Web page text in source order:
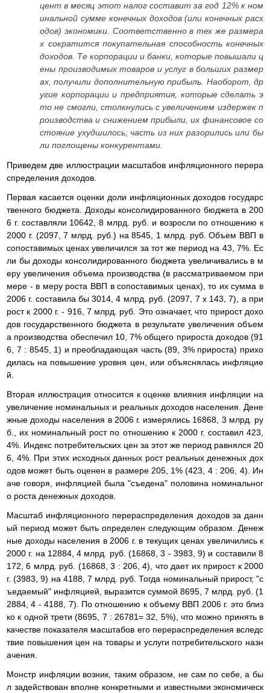
цент в месяц этот налог составит за год 12% к ном
инальной сумме конечных доходов (или конечных расх
одов) экономики. Соответственно в тех же размера
х сократится покупательная способность конечных
доходов. Те корпорации и банки, которые повышали ц
ены производимых товаров и услуг в больших размер
ах, получили дополнительную прибыль. Наоборот, др
угие корпорации и предприятия, которые сделать э
то не смогли, столкнулись с увеличением издержек п
роизводства и снижением прибыли, их финансовое со
стояние ухудшилось; часть из них разорились или бы
ли поглощены конкурентами.
Приведем две иллюстрации масштабов инфляционного перера
спределения доходов.
Первая касается оценки доли инфляционных доходов государс
твенного бюджета. Доходы консолидированного бюджета в 200
6 г. составляли 10642, 8 млрд. руб. и возросли по отношению к
2000 г. (2097, 7 млрд. руб.) на 8545, 1 млрд. руб. Объем ВВП в
сопоставимых ценах увеличился за тот же период на 43, 7%. Ес
ли бы доходы консолидированного бюджета увеличивались в м
еру увеличения объема производства (в рассматриваемом при
мере - в меру роста ВВП в сопоставимых ценах), то их сумма в
2006 г. составила бы 3014, 4 млрд. руб. (2097, 7 х 143, 7), а при
рост к 2000 г. - 916, 7 млрд. руб. Это означает, что прирост дохо
дов государственного бюджета в результате увеличения объем
а производства обеспечил 10, 7% общего прироста доходов (91
6, 7 : 8545, 1) и преобладающая часть (89, 3% прироста) прихо
дилась на повышение уровня цен, или объяснялась инфляцие
й.
Вторая иллюстрация относится к оценке влияния инфляции на
увеличение номинальных и реальных доходов населения. Дене
жные доходы населения в 2006 г. измерялись 16868, 3 млрд. ру
б., их номинальный рост по отношению к 2000 г. составил 423,
4%. Индекс потребительских цен за этот же период равнялся 20
6, 4%. При этих исходных данных рост реальных денежных дох
одов может быть оценен в размере 205, 1% (423, 4 : 206, 4). Ин
аче говоря, инфляцией была "съедена" половина номинальног
о роста денежных доходов.
Масштаб инфляционного перераспределения доходов за данн
ый период может быть определен следующим образом. Денеж
ные доходы населения в 2006 г. в текущих ценах увеличились к
2000 г. на 12884, 4 млрд. руб. (16868, 3 - 3983, 9) и составили 8
172, 6 млрд. руб. (16868, 3 : 206, 4), что дает их прирост к 2000
г. (3983, 9) на 4188, 7 млрд. руб. Тогда номинальный прирост, "с
ъедаемый" инфляцией, выразится суммой 8695, 7 млрд. руб. (1
2884, 4 - 4188, 7). По отношению к объему ВВП 2006 г. это близ
ко к одной трети (8695, 7 : 26781= 32, 5%), что можно принять в
качестве показателя масштабов его перераспределения вследс
твие повышения цен на товары и услуги потребительского назн
ачения.
Монстр инфляции возник, таким образом, не сам по себе, а бы
л задействован вполне конкретными и известными экономическ